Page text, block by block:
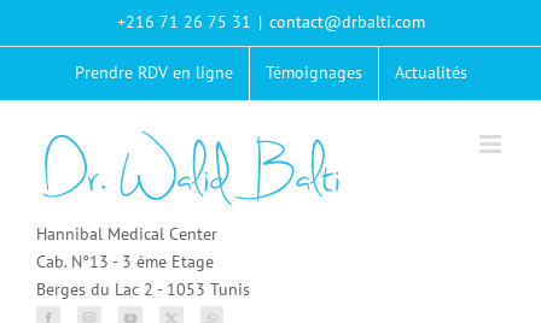
+216 71 26 75 31 | contact@drbalti.com
Prendre RDV en ligne Témoignages Actualités
Hannibal Medical Center
Cab. N°13 - 3 ème Etage
Berges du Lac 2 - 1053 Tunis